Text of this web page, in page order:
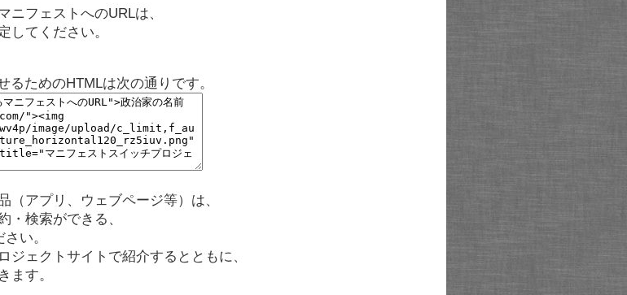
ニフェストへのURLは、
してください。
ためのHTMLは次の通りです。
（アプリ、ウェブページ等）は、
・検索ができる、
い。
ェクトサイトで紹介するとともに、
ます。